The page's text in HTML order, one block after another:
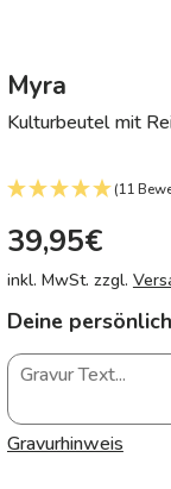
Myra
Kulturbeutel mit
(11
39,95€
inkl. MwSt. zzgl.
Deine
Gravurhinweis